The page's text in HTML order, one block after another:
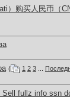
）购买人民币（
( 1 2 3
fullz info ssn